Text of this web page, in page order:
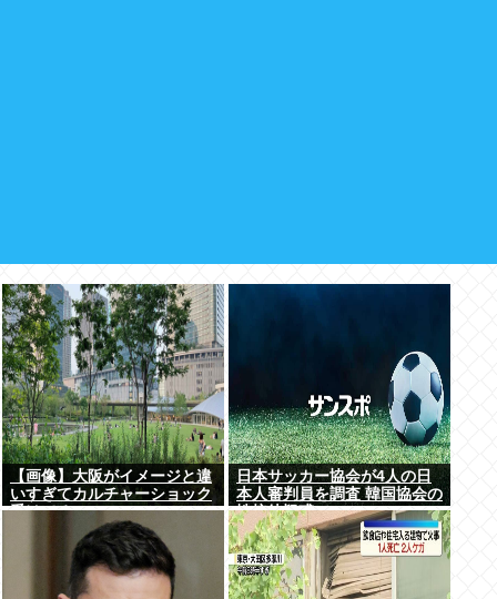
【画像】大阪がイメージと違
いすぎてカルチャーショック
受けてる
日本サッカー協会が4人の日
本人審判員を調査 韓国協会の
性接待疑惑で